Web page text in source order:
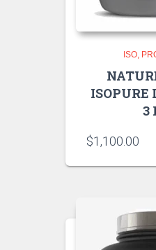
ISO
ISOPURE
3
$1,100.00